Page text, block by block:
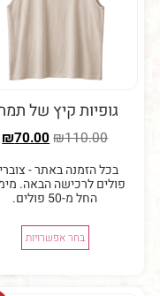
קיץ של תמתי
₪70.00
הזמנה באתר - צוברים
לרכישה הבאה. מימוש
בחר אפשרויות